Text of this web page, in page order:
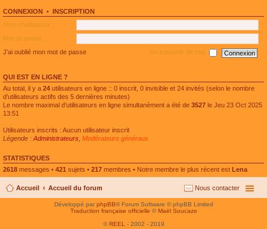
é
c
e
n
t
l
u
s
é
e
u
l
e
l
s
e
n
t
CONNEXION • INSCRIPTION
Nom d’utilisateur :
Mot de passe :
J’ai oublié mon mot de passe
Se souvenir de moi
QUI EST EN LIGNE ?
Au total, il y a 24 utilisateurs en ligne :: 0 inscrit, 0 invisible et 24 invités (selon le nombre
d’utilisateurs actifs des 5 dernières minutes)
Le nombre maximal d’utilisateurs en ligne simultanément a été de 3527 le Jeu 23 Oct 2025
13:51
Utilisateurs inscrits : Aucun utilisateur inscrit
Légende : Administrateurs Modérateurs généraux
STATISTIQUES
2618 messages • 421 sujets • 217 membres • Notre membre le plus récent est Lena
Accueil Accueil du forum Nous contacter
Développé parphpBB® Forum Software © phpBB Limited
Traduction française officielle © Maël Soucaze
© REEL - 2002 - 2019